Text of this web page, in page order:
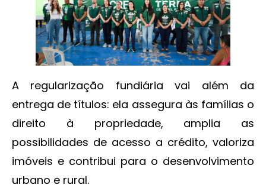
A regularização fundiária vai além da
entrega de títulos: ela assegura às famílias o
direito à propriedade, amplia as
possibilidades de acesso a crédito, valoriza
imóveis e contribui para o desenvolvimento
urbano e rural.